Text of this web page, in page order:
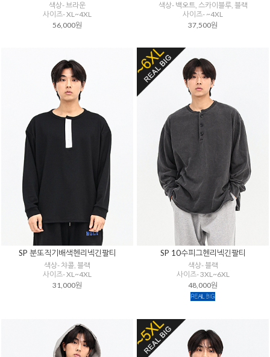
색상- 브라운
사이즈- XL~4XL
56,000원
색상- 백오트, 스카이블루, 블랙
사이즈- ~4XL
37,500원
SP 분또직기배색헨리넥긴팔티
색상- 챠콜, 블랙
사이즈- XL~4XL
31,000원
SP 10수피그헨리넥긴팔티
색상- 블랙
사이즈- 3XL~6XL
48,000원